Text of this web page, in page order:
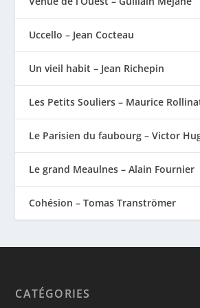
Uccello – Jean Cocteau
Un vieil habit – Jean Richepin
Les Petits Souliers – Maurice
Le Parisien du faubourg – Victor
Le grand Meaulnes – Alain Fournier
Cohésion – Tomas Tranströmer
CATÉGORIES